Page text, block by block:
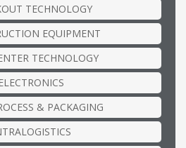
TECHNOLOGY
EQUIPMENT
TECHNOLOGY
& PACKAGING